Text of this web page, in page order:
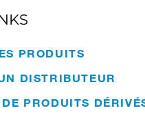
PRODUITS
DISTRIBUTEUR
PRODUITS